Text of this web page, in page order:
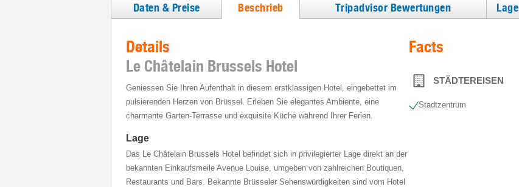
Daten & Preise Beschrieb Tripadvisor Bewertungen Lage
Details
Le Châtelain Brussels Hotel
Geniessen Sie Ihren Aufenthalt in diesem erstklassigen Hotel, eingebettet im
pulsierenden Herzen von Brüssel. Erleben Sie elegantes Ambiente, eine
charmante Garten-Terrasse und exquisite Küche während Ihrer Ferien.
Lage
Das Le Châtelain Brussels Hotel befindet sich in privilegierter Lage direkt an der
bekannten Einkaufsmeile Avenue Louise, umgeben von zahlreichen Boutiquen,
Restaurants und Bars. Bekannte Brüsseler Sehenswürdigkeiten sind vom Hotel
Facts
STÄDTEREISEN
Stadtzentrum